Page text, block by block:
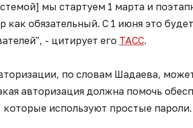
мы стартуем 1 марта и
обязательный. С 1 июня это будет
- цитирует его ТАСС.
по словам Шадаева,
авторизация должна помочь
которые используют простые пароли.